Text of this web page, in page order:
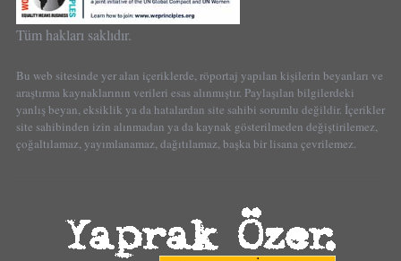
Tüm hakları saklıdır.
Bu web sitesinde yer alan içeriklerde, röportaj yapılan kişilerin beyanları ve
araştırma kaynaklarının verileri esas alınmıştır. Paylaşılan bilgilerdeki
yanlış beyan, eksiklik ya da hatalardan site sahibi sorumlu değildir. İçerikler
site sahibinden izin alınmadan ya da kaynak gösterilmeden değiştirilemez,
çoğaltılamaz, yayımlanamaz, dağıtılamaz, başka bir lisana çevrilemez.